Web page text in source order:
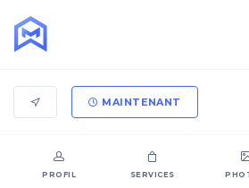
MAINTENANT
PROFIL SERVICES